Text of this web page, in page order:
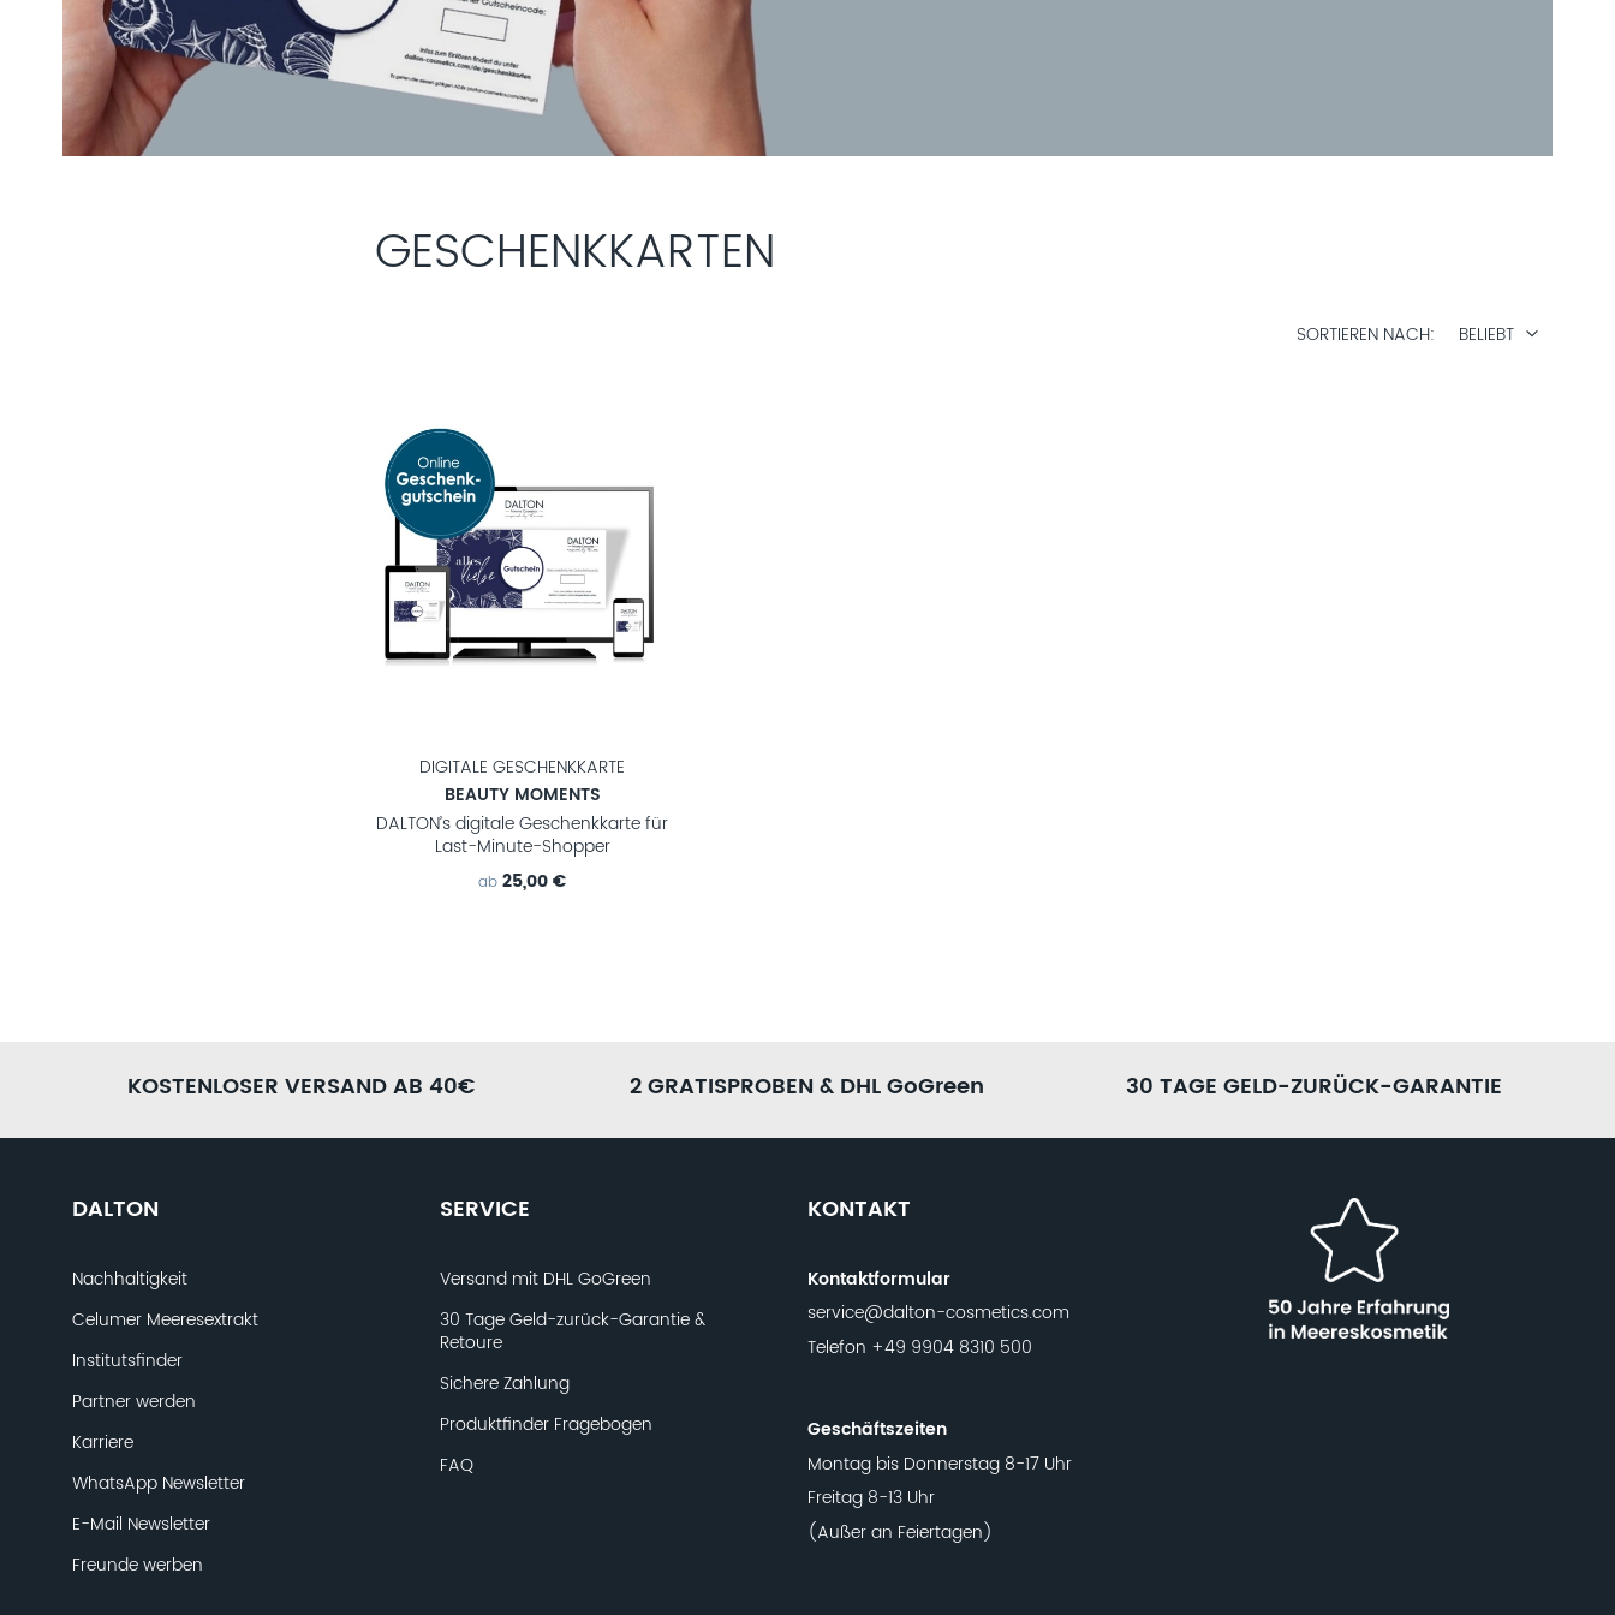
GESCHENKKARTEN
SORTIEREN NACH BELIEBT
DIGITALE GESCHENKKARTE
BEAUTY MOMENTS
DALTON’s digitale Geschenkkarte für
Last-Minute-Shopper
ab25,00 €
KOSTENLOSER VERSAND AB 40€ 2 GRATISPROBEN & DHL GoGreen 30 TAGE GELD-ZURÜCK-GARANTIE
DALTON
Nachhaltigkeit
Celumer Meeresextrakt
Institutsfinder
Partner werden
Karriere
WhatsApp Newsletter
E-Mail Newsletter
Freunde werben
SERVICE
Versand mit DHL GoGreen
30 Tage Geld-zurück-Garantie &
Retoure
Sichere Zahlung
Produktfinder Fragebogen
FAQ
KONTAKT
Kontaktformular
service@dalton-cosmetics.com
Telefon +49 9904 8310 500
Geschäftszeiten
Montag bis Donnerstag 8-17 Uhr
Freitag 8-13 Uhr
(Außer an Feiertagen)